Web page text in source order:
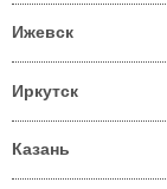
Ижевск
Иркутск
Казань